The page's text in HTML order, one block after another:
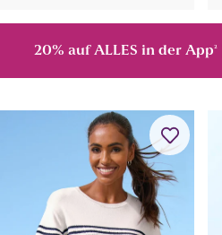
20% auf ALLES in der App²